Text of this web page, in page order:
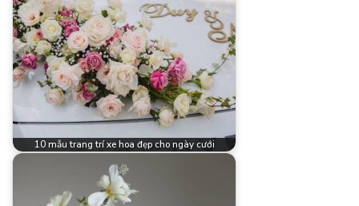
10 mẫu trang trí xe hoa đẹp cho ngày cưới